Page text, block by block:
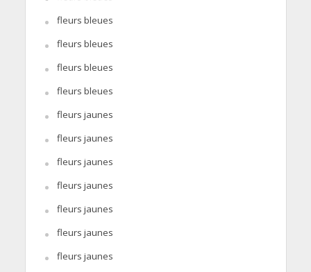
fleurs bleues
fleurs bleues
fleurs bleues
fleurs bleues
fleurs jaunes
fleurs jaunes
fleurs jaunes
fleurs jaunes
fleurs jaunes
fleurs jaunes
fleurs jaunes